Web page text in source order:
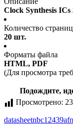
Clock Synthesis
Количество страниц
20 шт.
Форматы файла
HTML, PDF
(Для просмотра
Подождите,
Просмотрено:
datasheet